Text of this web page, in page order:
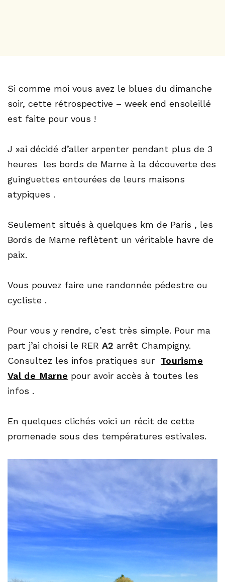
Si comme moi vous avez le blues du dimanche
soir, cette rétrospective – week end ensoleillé
est faite pour vous !
J »ai décidé d’aller arpenter pendant plus de 3
heures les bords de Marne à la découverte des
guinguettes entourées de leurs maisons
atypiques .
Seulement situés à quelques km de Paris , les
Bords de Marne reflètent un véritable havre de
paix.
Vous pouvez faire une randonnée pédestre ou
cycliste .
Pour vous y rendre, c’est très simple. Pour ma
part j’ai choisi le RER A2 arrêt Champigny.
Consultez les infos pratiques sur Tourisme
Val de Marne pour avoir accès à toutes les
infos .
En quelques clichés voici un récit de cette
promenade sous des températures estivales.